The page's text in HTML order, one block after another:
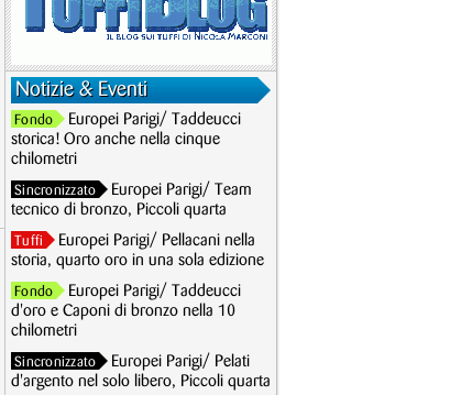
Notizie & Eventi
Fondo
Europei Parigi/ Taddeucci
storica! Oro anche nella cinque
chilometri
Sincronizzato
Europei Parigi/ Team
tecnico di bronzo, Piccoli quarta
Tuffi
Europei Parigi/ Pellacani nella
storia, quarto oro in una sola edizione
Fondo
Europei Parigi/ Taddeucci
d'oro e Caponi di bronzo nella 10
chilometri
Sincronizzato
Europei Parigi/ Pelati
d'argento nel solo libero, Piccoli quarta